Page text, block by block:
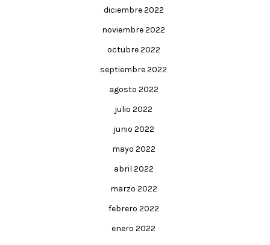
diciembre 2022
noviembre 2022
octubre 2022
septiembre 2022
agosto 2022
julio 2022
junio 2022
mayo 2022
abril 2022
marzo 2022
febrero 2022
enero 2022